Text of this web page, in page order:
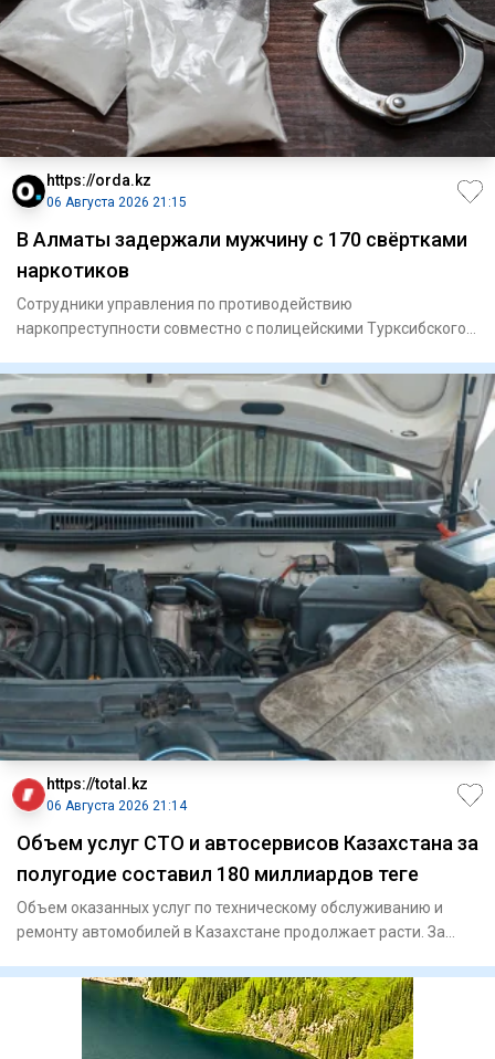
https://orda.kz
06 Августа 2026 21:15
В Алматы задержали мужчину с 170 свёртками
наркотиков
Сотрудники управления по противодействию
наркопреступности совместно с полицейскими Турксибского
https://total.kz
06 Августа 2026 21:14
Объем услуг СТО и автосервисов Казахстана за
полугодие составил 180 миллиардов теңге
Объем оказанных услуг по техническому обслуживанию и
ремонту автомобилей в Казахстане продолжает расти. За